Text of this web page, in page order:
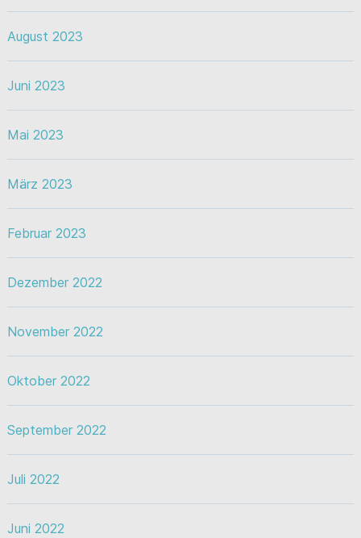
August 2023
Juni 2023
Mai 2023
März 2023
Februar 2023
Dezember 2022
November 2022
Oktober 2022
September 2022
Juli 2022
Juni 2022